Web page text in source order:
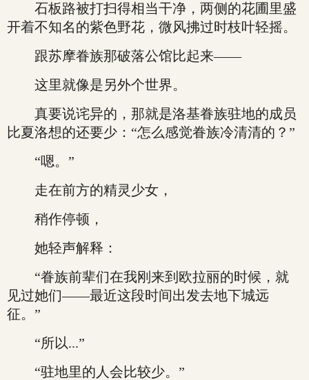
石板路被打扫得相当干净，两侧的花圃里盛
开着不知名的紫色野花，微风拂过时枝叶轻摇。
跟苏摩眷族那破落公馆比起来——
这里就像是另外个世界。
真要说诧异的，那就是洛基眷族驻地的成员
比夏洛想的还要少：“怎么感觉眷族冷清清的？”
“嗯。”
走在前方的精灵少女，
稍作停顿，
她轻声解释：
“眷族前辈们在我刚来到欧拉丽的时候，就
见过她们——最近这段时间出发去地下城远
征。”
“所以...”
“驻地里的人会比较少。”